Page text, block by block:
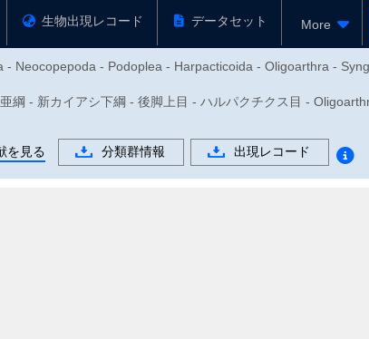
生物出現レコード データセット More
Neocopepoda - Podoplea - Harpacticoida - Oligoarthra -
綱 - 新カイアシ下綱 - 後脚上目 - ハルパクチクス目 -
を見る 分類群情報 出現レコード